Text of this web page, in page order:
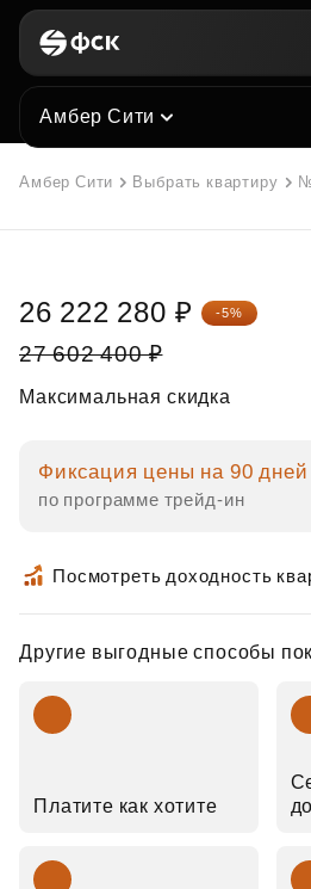
Амбер Сити
Амбер Сити Выбрать квартиру
27 602 400 ₽
26 222 280 ₽ -5%
Максимальная скидка
Фиксация цены на 90 дней
по программе трейд‑ин
Посмотреть доходность
Другие выгодные способы
Платите как хотите